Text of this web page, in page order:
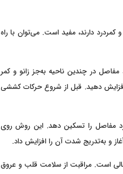
دارند، مفید است. می‌توان با راه
در چندین ناحیه به‌جز زانو و کمر
دهید. قبل از شروع حرکات کششی
مفاصل را تسکین دهد. این روش روی
و به‌تدریج شدت آن را افزایش داد.
است. مراقبت از سلامت قلب و عروق